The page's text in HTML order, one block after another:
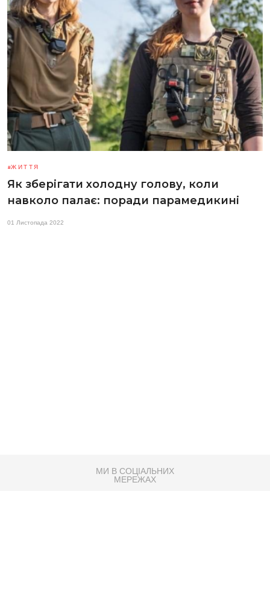
ЖИТТЯ
Як зберігати холодну голову, коли
навколо палає: поради парамедикині
01 Листопада 2022
МИ В СОЦІАЛЬНИХ
МЕРЕЖАХ